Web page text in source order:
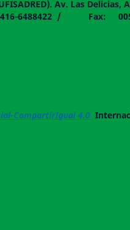
Av. Las Delicias,
- 0416-6488422 / Fax:
CompartirIgual 4.0